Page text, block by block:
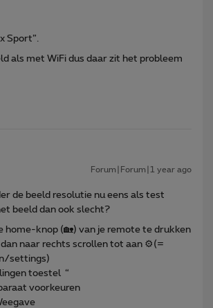
Sport”.
als met WiFi dus daar zit het probleem
Forum|Forum|1 year ago
de beeld resolutie nu eens als test
beeld dan ook slecht?
home-knop (🏡) van je remote te drukken
dan naar rechts scrollen tot aan ⚙️(=
settings)
toestel “
voorkeuren